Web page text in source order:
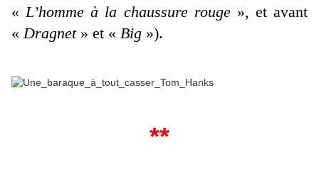
«L’homme à la chaussure rouge», et avant
«Dragnet » et « Big »).
**